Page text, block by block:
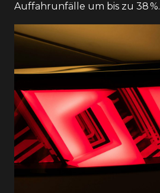
Auffahrunfälle um bis zu 38 %.